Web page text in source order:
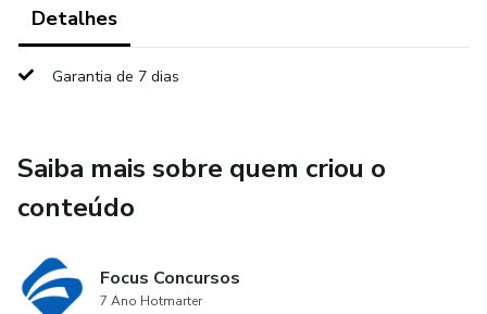
Detalhes
Garantia de 7 dias
Saiba mais sobre quem criou o
conteúdo
Focus Concursos
7 Ano Hotmarter